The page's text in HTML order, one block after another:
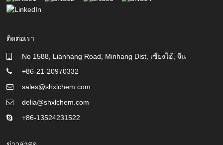
ติดต่อเรา
No 1588, Lianhang Road, Minhang Dist, เซี่ยงไฮ้, จีน
+86-21-20970332
sales@shxlchem.com
delia@shxlchem.com
+86-13524231522